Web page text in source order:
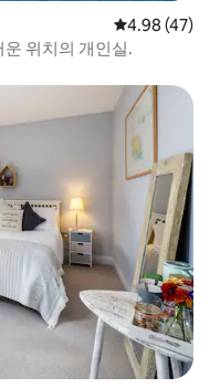
평점 4.98점(5
4.98 (47)
위치의 개인실.